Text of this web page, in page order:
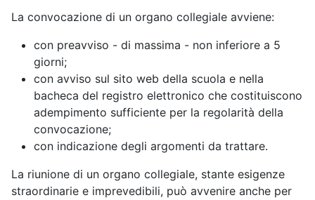
La convocazione di un organo collegiale avviene:
con preavviso - di massima - non inferiore a 5
giorni;
con avviso sul sito web della scuola e nella
bacheca del registro elettronico che costituiscono
adempimento sufficiente per la regolarità della
convocazione;
con indicazione degli argomenti da trattare.
La riunione di un organo collegiale, stante esigenze
straordinarie e imprevedibili, può avvenire anche per